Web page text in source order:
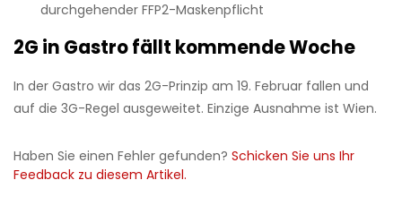
durchgehender FFP2-Maskenpflicht
2G in Gastro fällt kommende Woche
In der Gastro wir das 2G-Prinzip am 19. Februar fallen und
auf die 3G-Regel ausgeweitet. Einzige Ausnahme ist Wien.
Haben Sie einen Fehler gefunden? Schicken Sie uns Ihr
Feedback zu diesem Artikel.